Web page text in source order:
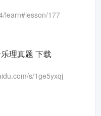
learn#lesson/177
理真题 下载
s/1ge5yxqj